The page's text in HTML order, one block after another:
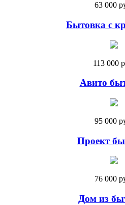
63 000
Бытовка с
113 000
Авито
95 000
Проект
76 000
Дом из